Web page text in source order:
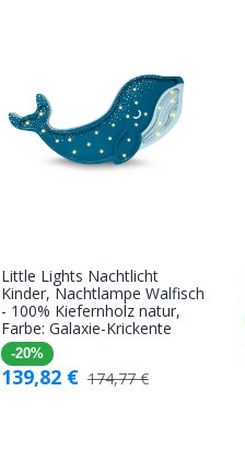
In den
Warenkorb
Little Lights Nachtlicht
Kinder, Nachtlampe Walfisch
- 100% Kiefernholz natur,
Farbe: Galaxie-Krickente
-20%
139,82€ 174,77€